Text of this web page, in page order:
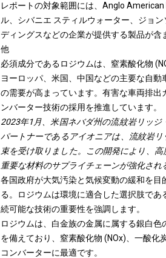
レポートの対象範囲には、Anglo
ル、シバニエ スティルウォーター、ジョ
ディングスなどの企業が提供する製品が含
他
必須成分であるロジウムは、窒素酸化物
ヨーロッパ、米国、中国などの主要な自
の需要が高まっています。有害な車両排
ンバーター技術の採用を推進しています。
2023年1月、米国ネバダ州の流紋岩リッ
パートナーであるアイオニアは、流紋岩
束を受け取りました。この開発により、
重要な材料のサプライチェーンが強化され
各国政府が大気汚染と気候変動の緩和を
る。ロジウムは環境に適合した選択肢で
続可能な技術の重要性を強調します。
ロジウムは、白金族の金属に属する銀白
を備えており、窒素酸化物 (NOx)、一酸化
コンバーターに最適です。